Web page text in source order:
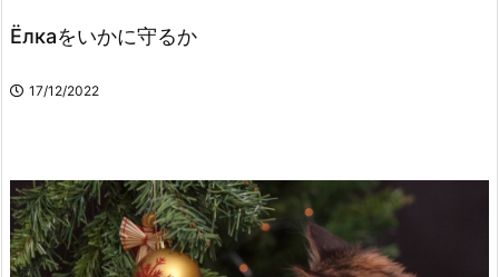
Ёлкаをいかに守るか
17/12/2022